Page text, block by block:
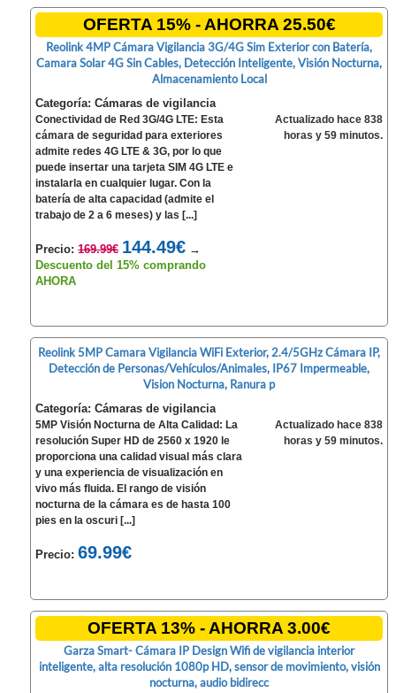
OFERTA 15% - AHORRA 25.50€
Reolink 4MP Cámara Vigilancia 3G/4G Sim Exterior con Batería,
Camara Solar 4G Sin Cables, Detección Inteligente, Visión Nocturna,
Almacenamiento Local
Categoría: Cámaras de vigilancia
Conectividad de Red 3G/4G LTE: Esta
cámara de seguridad para exteriores
admite redes 4G LTE & 3G, por lo que
puede insertar una tarjeta SIM 4G LTE e
instalarla en cualquier lugar. Con la
batería de alta capacidad (admite el
trabajo de 2 a 6 meses) y las [...]
Precio:169.99€ 144.49€ →
Descuento del 15% comprando
AHORA
Actualizado hace 838
horas y 59 minutos.
Reolink 5MP Camara Vigilancia WiFi Exterior, 2.4/5GHz Cámara IP,
Detección de Personas/Vehículos/Animales, IP67 Impermeable,
Vision Nocturna, Ranura p
Categoría: Cámaras de vigilancia
5MP Visión Nocturna de Alta Calidad: La
resolución Super HD de 2560 x 1920 le
proporciona una calidad visual más clara
y una experiencia de visualización en
vivo más fluida. El rango de visión
nocturna de la cámara es de hasta 100
pies en la oscuri [...]
Precio:69.99€
Actualizado hace 838
horas y 59 minutos.
OFERTA 13% - AHORRA 3.00€
Garza Smart- Cámara IP Design Wifi de vigilancia interior
inteligente, alta resolución 1080p HD, sensor de movimiento, visión
nocturna, audio bidirecc